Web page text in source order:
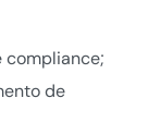
compliance;
de